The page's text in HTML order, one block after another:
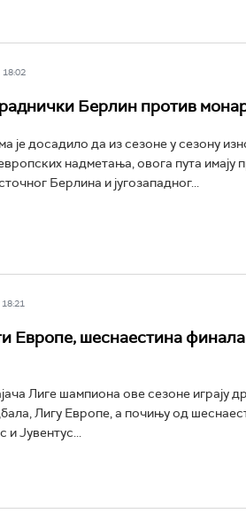
Берлин против
је досадило да из сезоне у сезону
надметања, овога пута имају
Берлина и југозападног...
Европе, шеснаестина
Лиге шампиона ове сезоне играју
Лигу Европе, а почињу од
и Јувентус...